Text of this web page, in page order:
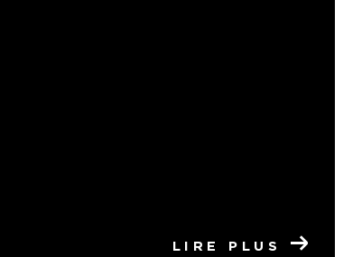
LIRE PLUS